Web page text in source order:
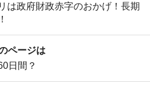
ページは
日間？
は政府財政赤字のおかげ！長期